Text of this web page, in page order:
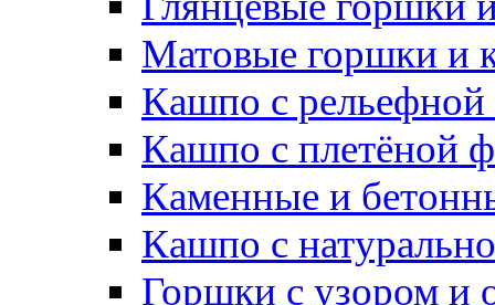
Матовые горшки и
Кашпо с рельефной
Кашпо с плетёной
Каменные и
Кашпо с
Горшки с узором и